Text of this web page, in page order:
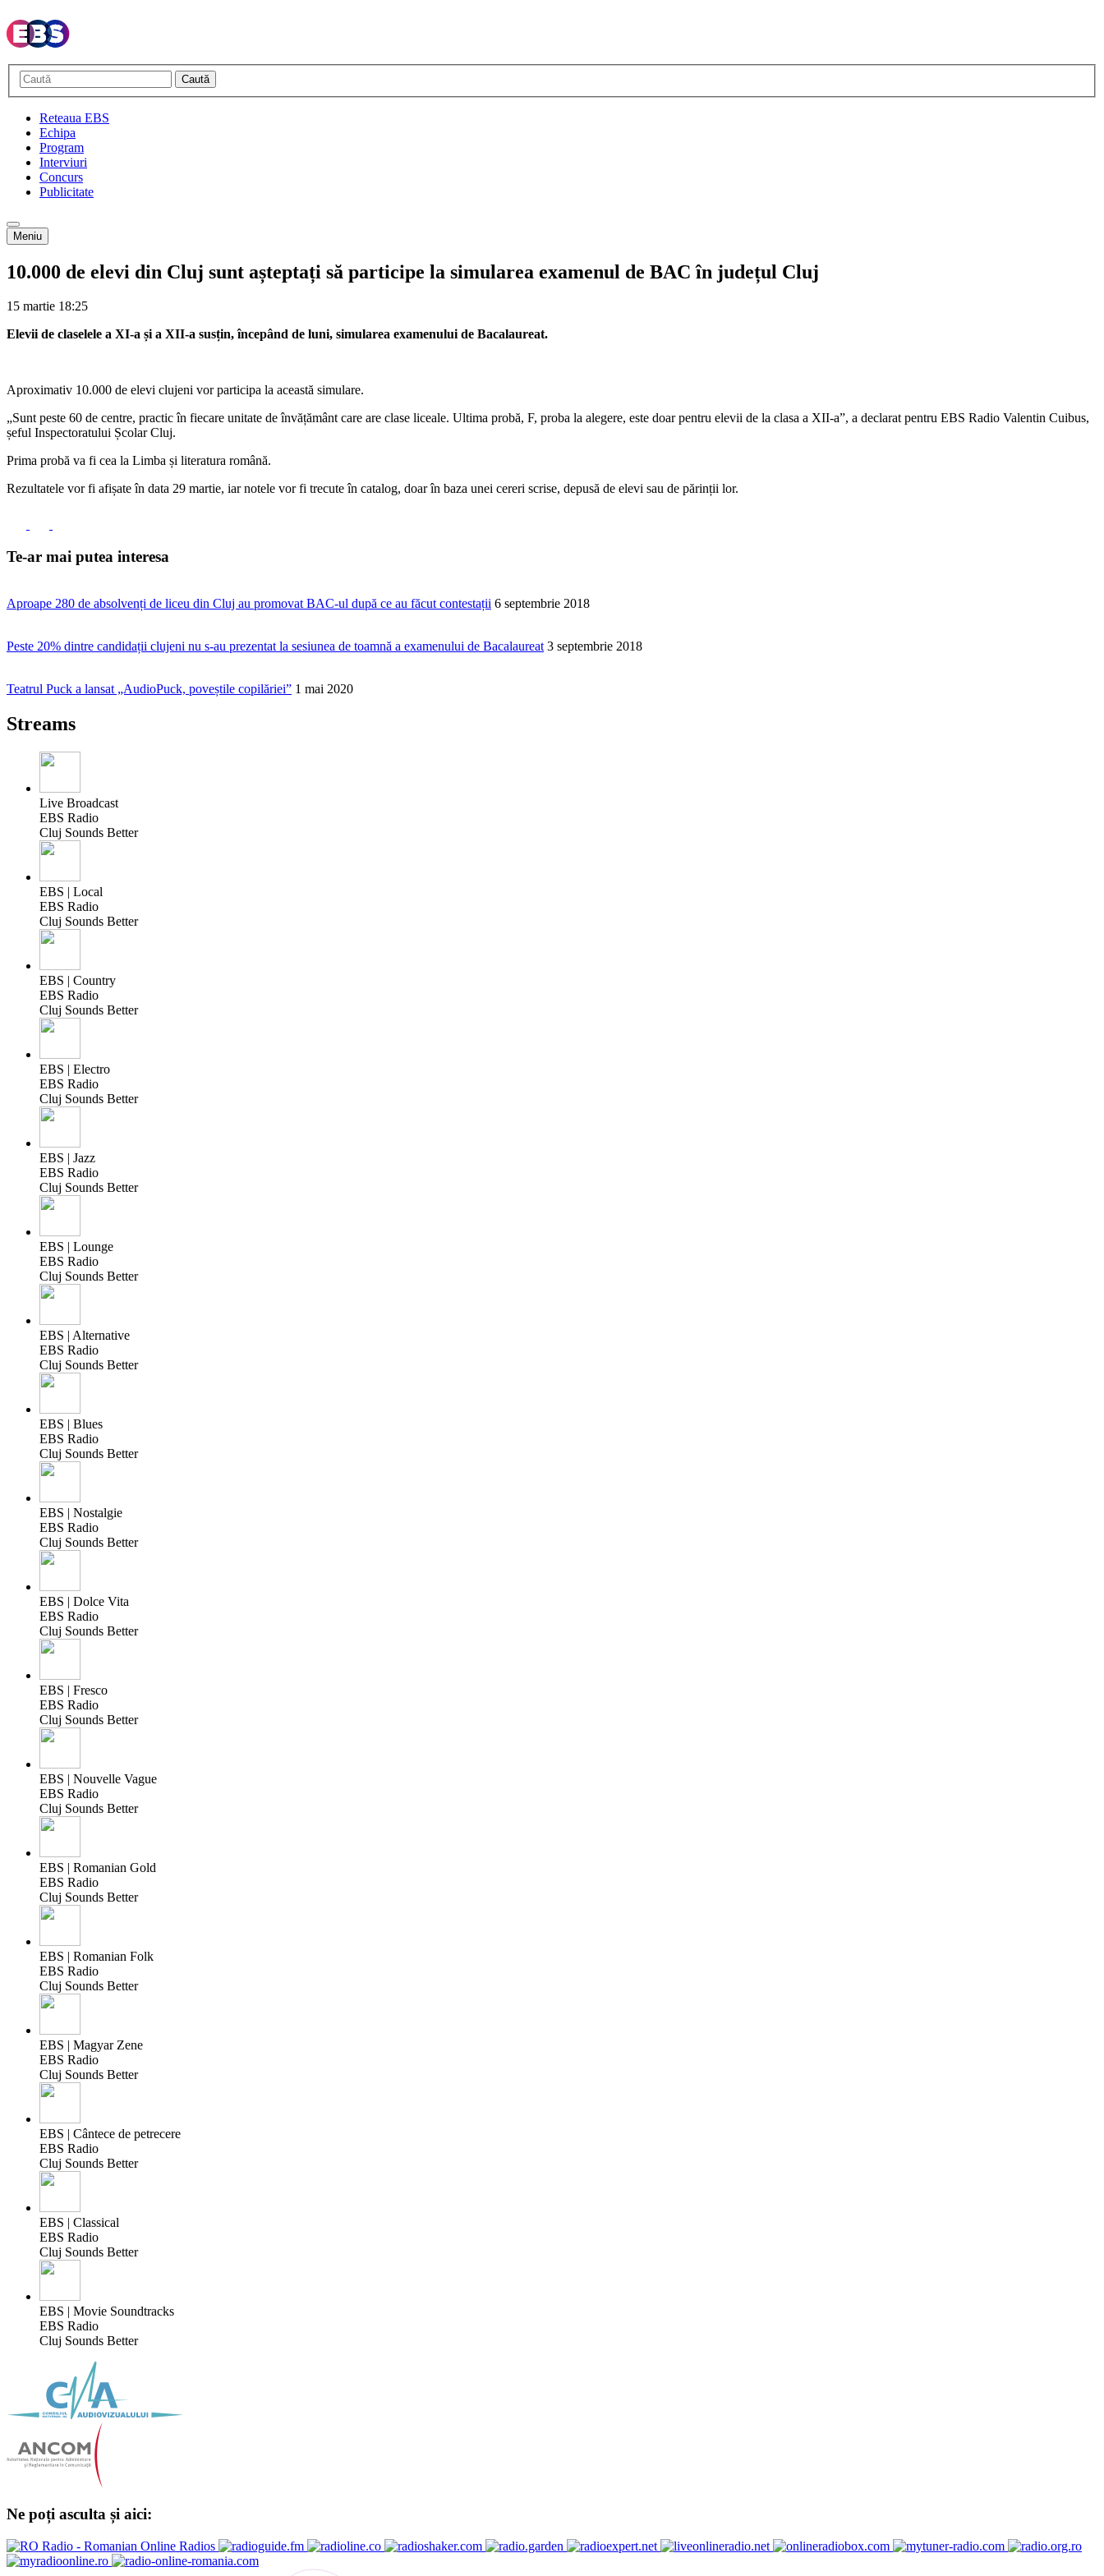
Caută
Reteaua EBS
Echipa
Program
Interviuri
Concurs
Publicitate
Meniu
10.000 de elevi din Cluj sunt așteptați să participe la simularea examenul de BAC în județul Cluj
15 martie 18:25
Elevii de claselele a XI-a și a XII-a susțin, începând de luni, simularea examenului de Bacalaureat.
Aproximativ 10.000 de elevi clujeni vor participa la această simulare.
„Sunt peste 60 de centre, practic în fiecare unitate de învățământ care are clase liceale. Ultima probă, F, proba la alegere, este doar pentru elevii de la clasa a XII-a”, a declarat pentru EBS Radio Valentin Cuibus,
șeful Inspectoratului Școlar Cluj.
Prima probă va fi cea la Limba și literatura română.
Rezultatele vor fi afișate în data 29 martie, iar notele vor fi trecute în catalog, doar în baza unei cereri scrise, depusă de elevi sau de părinții lor.
Te-ar mai putea interesa
Aproape 280 de absolvenți de liceu din Cluj au promovat BAC-ul după ce au făcut contestații 6 septembrie 2018
Peste 20% dintre candidații clujeni nu s-au prezentat la sesiunea de toamnă a examenului de Bacalaureat 3 septembrie 2018
Teatrul Puck a lansat „AudioPuck, poveștile copilăriei” 1 mai 2020
Streams
Live Broadcast
EBS Radio
Cluj Sounds Better
EBS | Local
EBS Radio
Cluj Sounds Better
EBS | Country
EBS Radio
Cluj Sounds Better
EBS | Electro
EBS Radio
Cluj Sounds Better
EBS | Jazz
EBS Radio
Cluj Sounds Better
EBS | Lounge
EBS Radio
Cluj Sounds Better
EBS | Alternative
EBS Radio
Cluj Sounds Better
EBS | Blues
EBS Radio
Cluj Sounds Better
EBS | Nostalgie
EBS Radio
Cluj Sounds Better
EBS | Dolce Vita
EBS Radio
Cluj Sounds Better
EBS | Fresco
EBS Radio
Cluj Sounds Better
EBS | Nouvelle Vague
EBS Radio
Cluj Sounds Better
EBS | Romanian Gold
EBS Radio
Cluj Sounds Better
EBS | Romanian Folk
EBS Radio
Cluj Sounds Better
EBS | Magyar Zene
EBS Radio
Cluj Sounds Better
EBS | Cântece de petrecere
EBS Radio
Cluj Sounds Better
EBS | Classical
EBS Radio
Cluj Sounds Better
EBS | Movie Soundtracks
EBS Radio
Cluj Sounds Better
Ne poți asculta și aici: